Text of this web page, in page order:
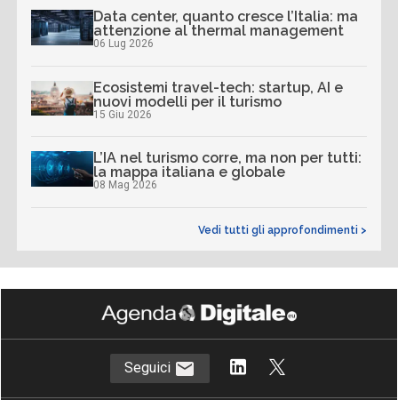
Data center, quanto cresce l’Italia: ma
attenzione al thermal management
06 Lug 2026
Ecosistemi travel-tech: startup, AI e
nuovi modelli per il turismo
15 Giu 2026
L’IA nel turismo corre, ma non per tutti:
la mappa italiana e globale
08 Mag 2026
Vedi tutti gli approfondimenti >
Seguici